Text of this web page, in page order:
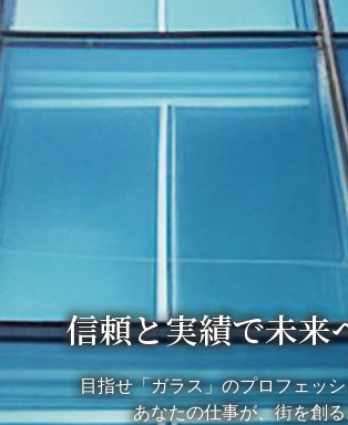
信頼と実績で未来
目指せ「ガラス」のプロフェッ
あなたの仕事が、街を創